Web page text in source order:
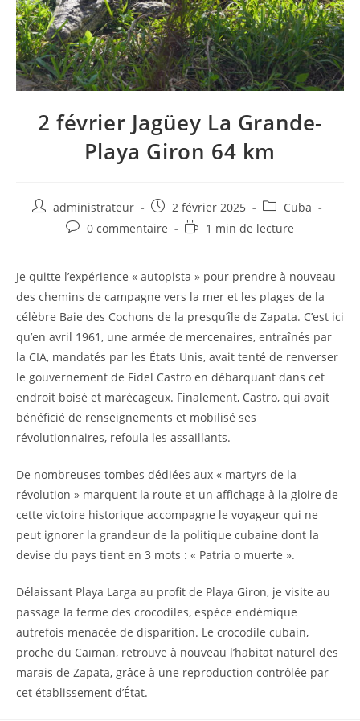
2 février Jagüey La Grande-
Playa Giron 64 km
Auteur/autrice
administrateur
Post
published:
2 février 2025
Post
category:
Cuba
Post0 commentaire
Temps1 min de lecture
Je quitte l’expérience « autopista » pour prendre à nouveau
des chemins de campagne vers la mer et les plages de la
célèbre Baie des Cochons de la presqu’île de Zapata. C’est ici
qu’en avril 1961, une armée de mercenaires, entraînés par
la CIA, mandatés par les États Unis, avait tenté de renverser
le gouvernement de Fidel Castro en débarquant dans cet
endroit boisé et marécageux. Finalement, Castro, qui avait
bénéficié de renseignements et mobilisé ses
révolutionnaires, refoula les assaillants.
De nombreuses tombes dédiées aux « martyrs de la
révolution » marquent la route et un affichage à la gloire de
cette victoire historique accompagne le voyageur qui ne
peut ignorer la grandeur de la politique cubaine dont la
devise du pays tient en 3 mots : « Patria o muerte ».
Délaissant Playa Larga au profit de Playa Giron, je visite au
passage la ferme des crocodiles, espèce endémique
autrefois menacée de disparition. Le crocodile cubain,
proche du Caïman, retrouve à nouveau l’habitat naturel des
marais de Zapata, grâce à une reproduction contrôlée par
cet établissement d’État.